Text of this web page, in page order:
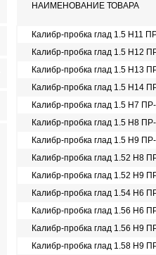
НАИМЕНОВАНИЕ ТОВАРА
Калибр-пробка глад 1.5 Н11
Калибр-пробка глад 1.5 Н12
Калибр-пробка глад 1.5 Н13
Калибр-пробка глад 1.5 Н14
Калибр-пробка глад 1.5 Н7
Калибр-пробка глад 1.5 Н8
Калибр-пробка глад 1.5 Н9
Калибр-пробка глад 1.52 Н8
Калибр-пробка глад 1.52 Н9
Калибр-пробка глад 1.54 Н6
Калибр-пробка глад 1.56 Н6
Калибр-пробка глад 1.56 Н9
Калибр-пробка глад 1.58 Н9